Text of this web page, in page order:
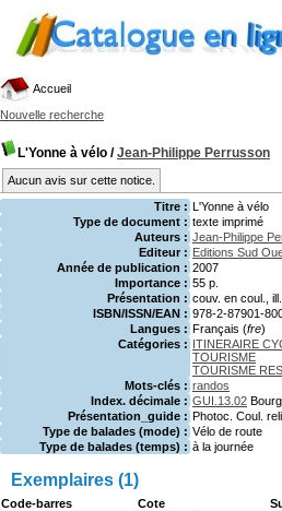
Accueil
Nouvelle recherche
L'Yonne à vélo /Jean-Philippe Perrusson
Aucun avis sur cette notice.
Titre : L'Yonne à vélo
Type de document : texte imprimé
Auteurs : Jean-Philippe
Editeur : Editions Sud
Année de publication : 2007
Importance : 55 p.
Présentation : couv. en coul.,
ISBN/ISSN/EAN : 978-2-87901-
Langues : Français (fre)
Catégories : ITINERAIRE
TOURISME
TOURISME
Mots-clés : randos
Index. décimale : GUI.13.02
Présentation_guide : Photoc. Coul.
Type de balades (mode) : Vélo de route
Type de balades (temps) : à la journée
Exemplaires (1)
Code-barres Cote